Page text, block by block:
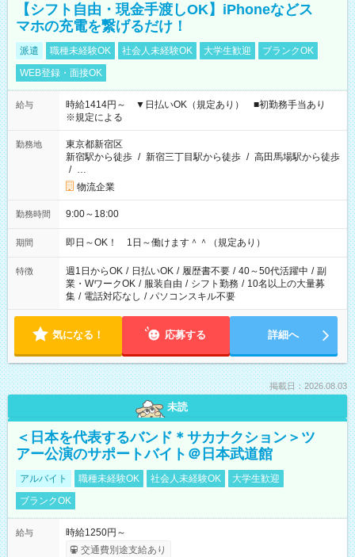
【シフト自由・現金手渡しOK】iPhoneなどス
マホの充電を繋げるだけ！
派遣 職種未経験OK 社会人未経験OK 大学生歓迎
ブランクOK
WEB登録・面接OK
給与
時給1414円～ ▼日払いOK（規定あり） ■初勤務手当あり
※規定による
勤務地
東京都新宿区
新宿駅から徒歩 / 新宿三丁目駅から徒歩 / 高田馬場駅から徒歩
/ …
物流企業
勤務時間 9:00～18:00
期間 即日～OK！ 1日～働けます＾＾（規定あり）
特徴 週1日からOK / 日払いOK / 履歴書不要 / 40～50代活躍中 / 副
業・WワークOK / 服装自由 / シフト勤務 / 10名以上の大量募
集 / 電話対応なし / パソコンスキル不要
気になる！ 応募する 詳細へ
掲載日：2026.08.03
未読
＜日本を代表するバンド＊サカナクション＞ツ
アー公演のサポートバイト＠日本武道館
アルバイト 職種未経験OK 社会人未経験OK
大学生歓迎
ブランクOK
給与
時給1250円～
交通費別途支給あり